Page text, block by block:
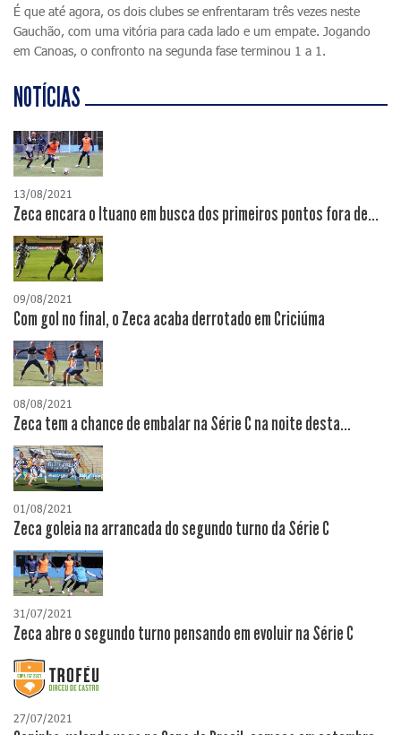
É que até agora, os dois clubes se enfrentaram três vezes neste
Gauchão, com uma vitória para cada lado e um empate. Jogando
em Canoas, o confronto na segunda fase terminou 1 a 1.
NOTÍCIAS
13/08/2021
Zeca encara o Ituano em busca dos primeiros pontos fora de...
09/08/2021
Com gol no final, o Zeca acaba derrotado em Criciúma
08/08/2021
Zeca tem a chance de embalar na Série C na noite desta...
01/08/2021
Zeca goleia na arrancada do segundo turno da Série C
31/07/2021
Zeca abre o segundo turno pensando em evoluir na Série C
27/07/2021